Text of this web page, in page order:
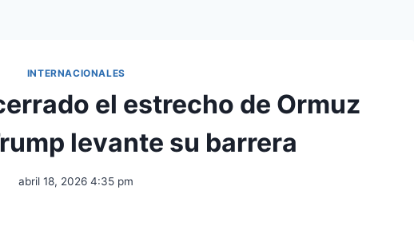
INTERNACIONALES
el estrecho de Ormuz
levante su barrera
abril 18, 2026 4:35 pm